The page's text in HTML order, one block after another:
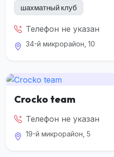
шахматный клуб
Телефон не указан
34-й микрорайон, 10
Crocko team
Телефон не указан
19-й микрорайон, 5